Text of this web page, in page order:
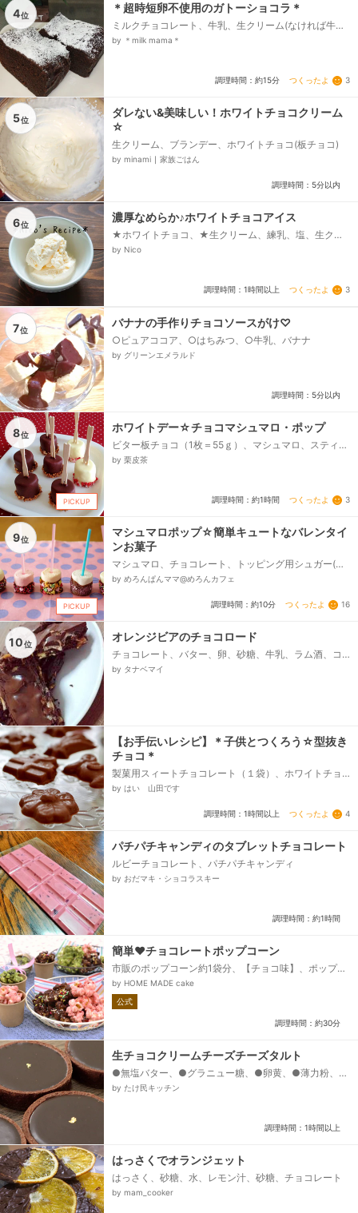
4位
＊超時短卵不使用のガトーショコラ＊
ミルクチョコレート、牛乳、生クリーム(なければ牛乳
100cc)、バター(マーガリン)、砂糖、小麦粉、ココア
by ＊milk mama＊
調理時間：約15分 つくったよ 3
5位
ダレない&美味しい！ホワイトチョコクリーム
☆
生クリーム、ブランデー、ホワイトチョコ(板チョコ)
by minami ∣ 家族ごはん
調理時間：5分以内
6位
濃厚なめらか♪ホワイトチョコアイス
★ホワイトチョコ、★生クリーム、練乳、塩、生クリ
ーム
by Nico
調理時間：1時間以上 つくったよ 3
7位
バナナの手作りチョコソースがけ♡
○ピュアココア、○はちみつ、○牛乳、バナナ
by グリーンエメラルド
調理時間：5分以内
8位
PICKUP
ホワイトデー☆チョコマシュマロ・ポップ
ビター板チョコ（1枚＝55ｇ）、マシュマロ、スティッ
ク、アーモンド・クランチ
by 栗皮茶
調理時間：約1時間 つくったよ 3
9位
PICKUP
マシュマロポップ☆簡単キュートなバレンタイ
ンお菓子
マシュマロ、チョコレート、トッピング用シュガー(ア
ラザン等)
by めろんぱんママ@めろんカフェ
調理時間：約10分 つくったよ 16
10位
オレンジビアのチョコロード
チョコレート、バター、卵、砂糖、牛乳、ラム酒、コ
コア、ベーキングパウダー、マシュマロ、お好みのナ
by タナベマイ
【お手伝いレシピ】＊子供とつくろう☆型抜き
チョコ＊
製菓用スィートチョコレート（１袋）、ホワイトチョ
コレート
by はい 山田です
調理時間：1時間以上 つくったよ 4
パチパチキャンディのタブレットチョコレート
ルビーチョコレート、パチパチキャンディ
by おだマキ・ショコラスキー
調理時間：約1時間
簡単♥チョコレートポップコーン
市販のポップコーン約1袋分、【チョコ味】、ポップコ
ーン、バター(食塩不使用)、チョコレート、【いちごチ
ョコ味】、ポップコーン、バター(食塩不使用)、ホワイ
トチョコ、いちごパウダー、【抹茶味】、ポップコー
ン、バター(食塩不使用)、ホワイトチョコレート、抹茶
パウダー、【トッピング】、トリオスプレー...
by HOME MADE cake
公式
調理時間：約30分
生チョコクリームチーズチーズタルト
●無塩バター、●グラニュー糖、●卵黄、●薄力粉、●
ココアパウダー、□クリームチーズ、□グラニュー糖、
by たけ民キッチン
調理時間：1時間以上
はっさくでオランジェット
はっさく、砂糖、水、レモン汁、砂糖、チョコレート
by mam_cooker